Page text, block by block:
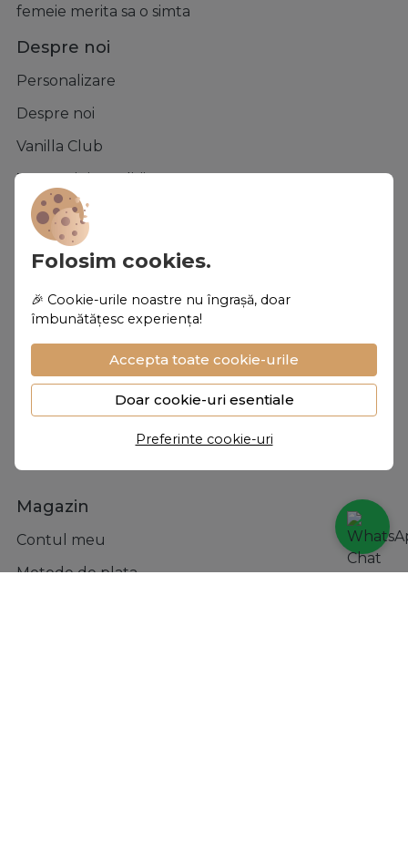
Folosim cookies.
🎉 Cookie-urile noastre nu îngrașă, doar
îmbunătățesc experiența!
Accepta toate cookie-urile
Doar cookie-uri esentiale
Preferinte cookie-uri
femeie merita sa o simta
Despre noi
Personalizare
Despre noi
Vanilla Club
Termeni si conditii
Confidentialitate
Politica de Cookies
Asistenta
Contacteaza-ne
Intrebari frecvente
ANPC
Magazin
Contul meu
Metode de plata